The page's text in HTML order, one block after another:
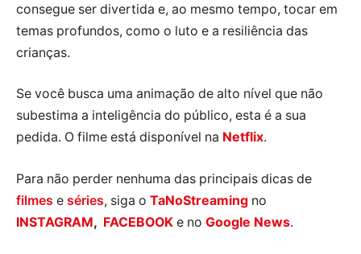
consegue ser divertida e, ao mesmo tempo, tocar em
temas profundos, como o luto e a resiliência das
crianças.
Se você busca uma animação de alto nível que não
subestima a inteligência do público, esta é a sua
pedida. O filme está disponível na Netflix.
Para não perder nenhuma das principais dicas de
filmes e séries, siga o TaNoStreaming no
INSTAGRAM, FACEBOOK e no Google News.